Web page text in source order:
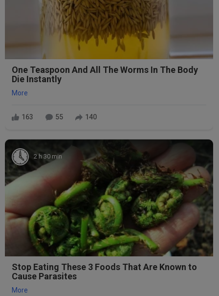
One Teaspoon And All The Worms In The Body
Die Instantly
More
163 55 140
2 h 30 min
Stop Eating These 3 Foods That Are Known to
Cause Parasites
More